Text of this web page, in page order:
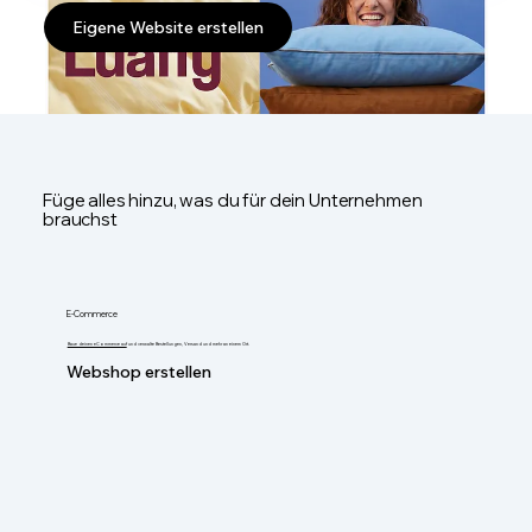
Eigene Website erstellen
Füge alles hinzu, was du für dein Unternehmen
brauchst
E-Commerce
Baue deinen eCommerce aufund verwalte Bestellungen, Versand und mehr an einem Ort.
Webshop erstellen